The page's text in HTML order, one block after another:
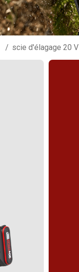
scie d'élagage 20 V